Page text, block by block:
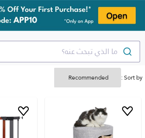
ما الذي تبحث عنه؟
Sort by :